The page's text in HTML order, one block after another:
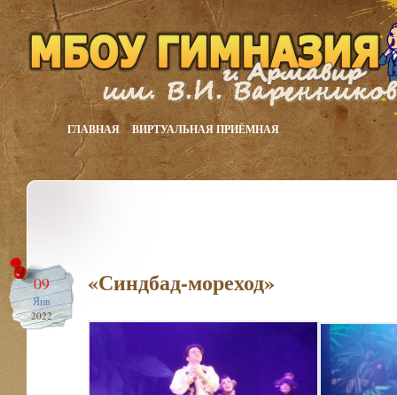
ГЛАВНАЯ ВИРТУАЛЬНАЯ ПРИЁМНАЯ
09
Янв
2022
«Синдбад-мореход»